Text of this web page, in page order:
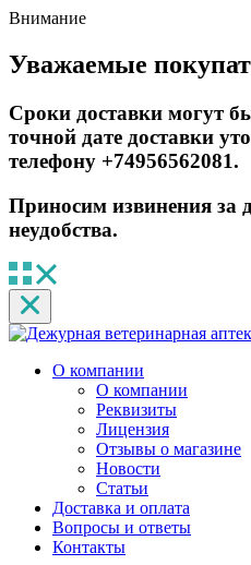
Внимание
Уважаемые
Сроки доставки могут
точной дате доставки
телефону +74956562081.
Приносим извинения за
неудобства.
О компании
О компании
Реквизиты
Лицензия
Отзывы о магазине
Новости
Статьи
Доставка и оплата
Вопросы и ответы
Контакты